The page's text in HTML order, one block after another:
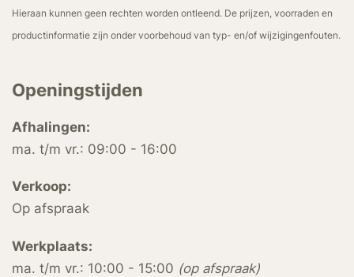
Hieraan kunnen geen rechten worden ontleend. De prijzen, voorraden en
productinformatie zijn onder voorbehoud van typ- en/of wijzigingenfouten.
Openingstijden
Afhalingen:
ma. t/m vr.: 09:00 - 16:00
Verkoop:
Op afspraak
Werkplaats:
ma. t/m vr.: 10:00 - 15:00 (op afspraak)